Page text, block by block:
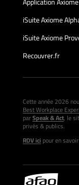
iSuite Axiome
iSuite Axiome
Recouvrer.fr
Cette année 2026
Best Workplace
parSpeak & Act, le
privés & publics.
RDV icipour en